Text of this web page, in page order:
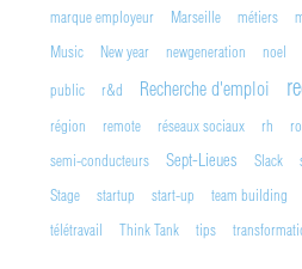
marque employeur Marseille métiers
Music
New year newgeneration noel
public
r&d Recherche d'emploi
région
remote réseaux sociaux rh
semi-conducteurs
Sept-Lieues Slack
Stage
startup start-up team building
télétravail
Think Tank tips